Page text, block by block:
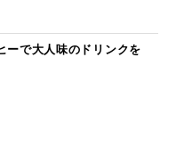
ーで大人味のドリンクを